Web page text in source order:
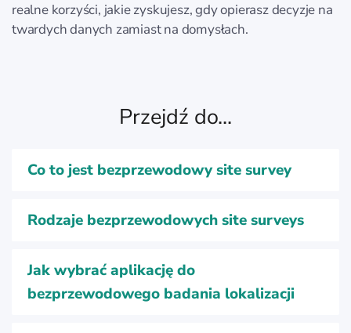
realne korzyści, jakie zyskujesz, gdy opierasz decyzje na
twardych danych zamiast na domysłach.
Przejdź do...
Co to jest bezprzewodowy site survey
Rodzaje bezprzewodowych site surveys
Jak wybrać aplikację do
bezprzewodowego badania lokalizacji